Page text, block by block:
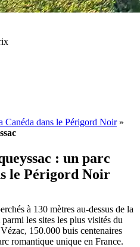
Canéda dans le Périgord Noir»
: un parc
le Périgord Noir
à 130 mètres au-dessus de la
les sites les plus visités du
150.000 buis centenaires
romantique unique en France.